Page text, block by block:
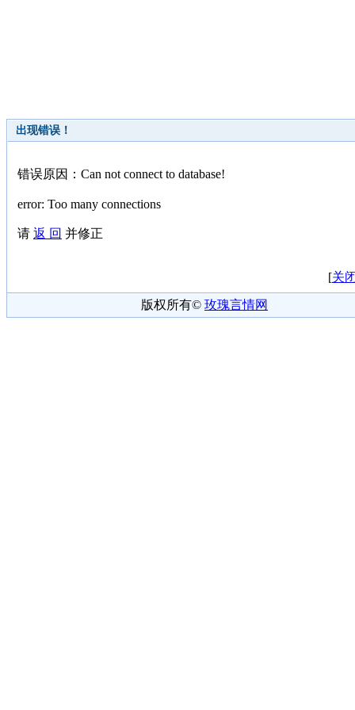
出现错误！
错误原因：Can not connect to database!
error: Too many connections
请 返 回 并修正
[关
版权所有© 玫瑰言情网